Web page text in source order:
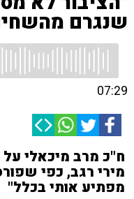
שנגרם
07:29
ח"כ מרב מיכאלי
מירי רגב, כפי
מפתיע אותי בכלל"